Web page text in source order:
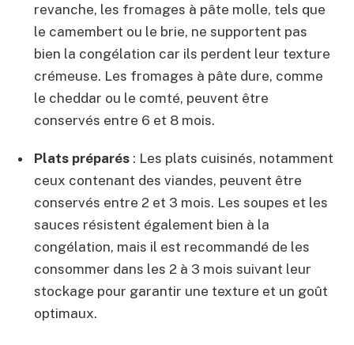
revanche, les fromages à pâte molle, tels que
le camembert ou le brie, ne supportent pas
bien la congélation car ils perdent leur texture
crémeuse. Les fromages à pâte dure, comme
le cheddar ou le comté, peuvent être
conservés entre 6 et 8 mois.
Plats préparés : Les plats cuisinés, notamment
ceux contenant des viandes, peuvent être
conservés entre 2 et 3 mois. Les soupes et les
sauces résistent également bien à la
congélation, mais il est recommandé de les
consommer dans les 2 à 3 mois suivant leur
stockage pour garantir une texture et un goût
optimaux.